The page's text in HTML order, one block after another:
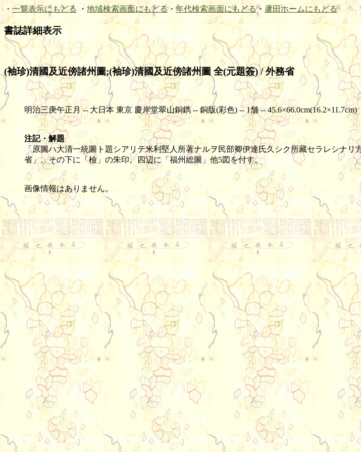
・ 一覧表示にもどる ・ 地域検索画面にもどる・ 年代検索画面にもどる・ 蘆田ホームにもどる
書誌詳細表示
(袖珍)清國及近傍諸州圖;(袖珍)清國及近傍諸州圖 全(元題簽) / 外務省
明治三庚午正月 -- 大日本 東京 慶岸堂翠山銅鐫 -- 銅版(彩色) -- 1舗 -- 45.6×66.0cm(16.2×11.7cm)
注記・解題
「原圖ハ大清一統圖ト題シアリテ米利堅人所著ナルヲ民部卿伊達氏久シク所藏セラレシナ
省」。その下に「檢」の朱印。四辺に「福州総圖」他5図を付す。
画像情報はありません。